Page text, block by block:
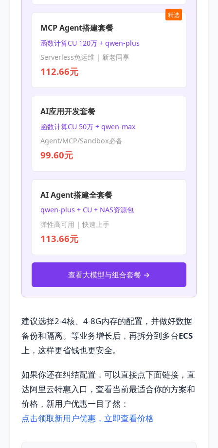
精选
MCP Agent搭建套餐
函数计算CU 120万 + qwen-plus
Serverless免运维 | 新老同享
112.66元
AI应用开发套餐
函数计算CU 50万 + qwen-max
Agent/MCP/Sandbox必备
99.60元
AI Agent搭建全套餐
qwen-plus + CU + NAS资源包
弹性高可用 | 快速上手
113.66元
查看大模型与组合套餐 →
建议选择2-4核、4-8G内存的配置，并做好数据
备份和隔离。等业务增长后，再拆分到多台ECS
上，这样更省钱也更安全。
如果你还在纠结配置，可以直接点下面链接，直
达阿里云特惠入口，查看当前最适合你的方案和
价格，新用户优惠一目了然：
点击领取新用户优惠，立即查看价格